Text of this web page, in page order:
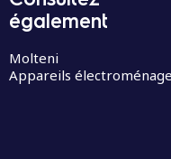
également
Molteni
Appareils